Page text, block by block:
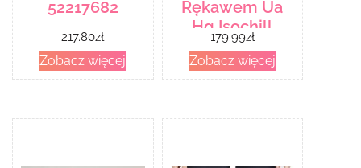
52217682
217.80zł
Zobacz więcej
Rękawem Ua
Hg Isochill
Comp Ss
1365229002
Czarny
179.99zł
Zobacz więcej